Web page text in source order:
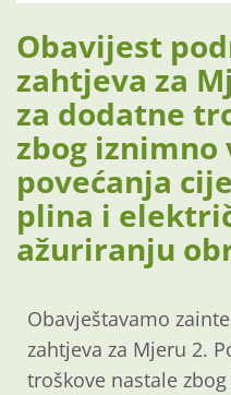
Obavijest
zahtjeva za
za dodatne
zbog
povećanja
plina i
ažuriranju
Obavještavamo
zahtjeva za Mjeru 2.
troškove nastale